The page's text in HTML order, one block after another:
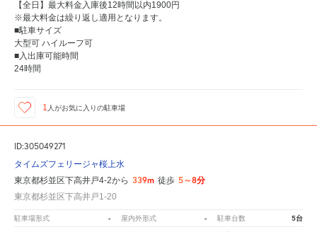
【全日】最大料金入庫後12時間以内1900円
※最大料金は繰り返し適用となります。
■駐車サイズ
大型可 ハイルーフ可
■入出庫可能時間
24時間
1 人がお気に入りの駐車場
ID:305049271
タイムズフェリージャ桜上水
東京都杉並区下高井戸4-2から 339m 徒歩 5～8分
東京都杉並区下高井戸1-20
駐車場形式 - 屋内外形式 - 駐車台数 5台